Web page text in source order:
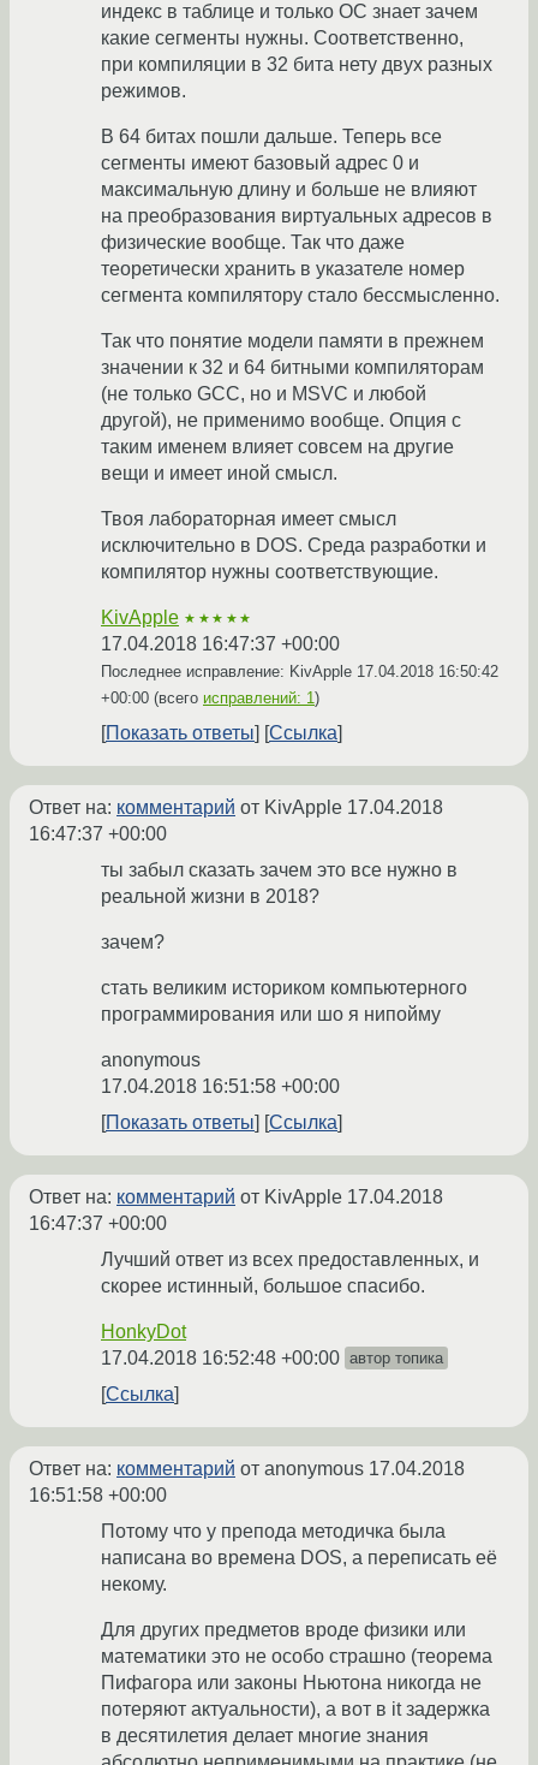
индекс в таблице и только ОС знает зачем
какие сегменты нужны. Соответственно,
при компиляции в 32 бита нету двух разных
режимов.
В 64 битах пошли дальше. Теперь все
сегменты имеют базовый адрес 0 и
максимальную длину и больше не влияют
на преобразования виртуальных адресов в
физические вообще. Так что даже
теоретически хранить в указателе номер
сегмента компилятору стало бессмысленно.
Так что понятие модели памяти в прежнем
значении к 32 и 64 битными компиляторам
(не только GCC, но и MSVC и любой
другой), не применимо вообще. Опция с
таким именем влияет совсем на другие
вещи и имеет иной смысл.
Твоя лабораторная имеет смысл
исключительно в DOS. Среда разработки и
компилятор нужны соответствующие.
KivApple ★★★★★
17.04.2018 16:47:37 +00:00
Последнее исправление: KivApple 17.04.2018 16:50:42
+00:00 (всего исправлений: 1)
Показать ответы Ссылка
Ответ на: комментарий от KivApple 17.04.2018
16:47:37 +00:00
ты забыл сказать зачем это все нужно в
реальной жизни в 2018?
зачем?
стать великим историком компьютерного
программирования или шо я нипойму
anonymous
17.04.2018 16:51:58 +00:00
Показать ответы
Ссылка
Ответ на: комментарий от KivApple 17.04.2018
16:47:37 +00:00
Лучший ответ из всех предоставленных, и
скорее истинный, большое спасибо.
HonkyDot
17.04.2018 16:52:48 +00:00 автор топика
Ссылка
Ответ на: комментарий от anonymous 17.04.2018
16:51:58 +00:00
Потому что у препода методичка была
написана во времена DOS, а переписать её
некому.
Для других предметов вроде физики или
математики это не особо страшно (теорема
Пифагора или законы Ньютона никогда не
потеряют актуальности), а вот в it задержка
в десятилетия делает многие знания